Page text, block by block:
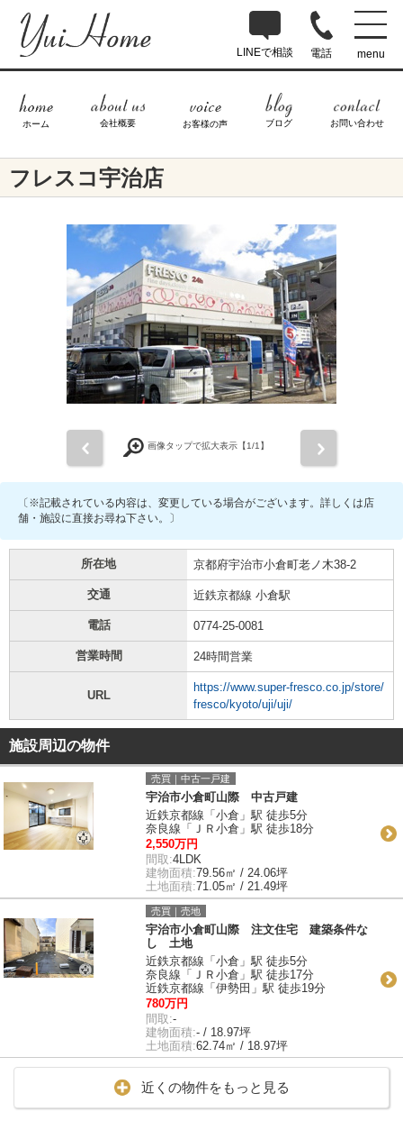
LINEで相談 電話 menu
ホーム 会社概要 お客様の声 ブログ お問い合わせ
フレスコ宇治店
画像タップで拡大表示【1/1】
〔※記載されている内容は、変更している場合がございます。詳しくは店
舗・施設に直接お尋ね下さい。〕
所在地 京都府宇治市小倉町老ノ木38-2
交通 近鉄京都線 小倉駅
電話 0774-25-0081
営業時間 24時間営業
URL
https://www.super-fresco.co.jp/store/
fresco/kyoto/uji/uji/
施設周辺の物件
売買｜中古一戸建
宇治市小倉町山際 中古戸建
近鉄京都線「小倉」駅 徒歩5分
奈良線「ＪＲ小倉」駅 徒歩18分
2,550万円
間取:4LDK
建物面積:79.56㎡ / 24.06坪
土地面積:71.05㎡ / 21.49坪
売買｜売地
宇治市小倉町山際 注文住宅 建築条件な
し 土地
近鉄京都線「小倉」駅 徒歩5分
奈良線「ＪＲ小倉」駅 徒歩17分
近鉄京都線「伊勢田」駅 徒歩19分
780万円
間取:-
建物面積:- / 18.97坪
土地面積:62.74㎡ / 18.97坪
近くの物件をもっと見る